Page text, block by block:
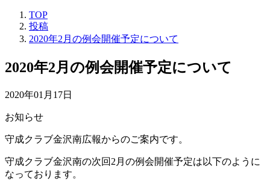
TOP
投稿
2020年2月の例会開催予定について
2020年2月の例会開催予定について
2020年01月17日
お知らせ
守成クラブ金沢南広報からのご案内です。
守成クラブ金沢南の次回2月の例会開催予定は以下のように
なっております。